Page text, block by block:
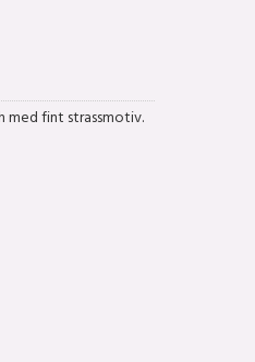
med fint strassmotiv.